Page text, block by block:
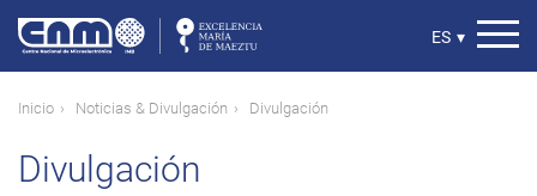
contenido
principal
Select
ES ▾
Ruta
navegación
Inicio Noticias & Divulgación Divulgación
Divulgación